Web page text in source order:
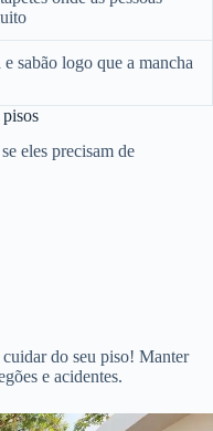
e sabão logo que a mancha
eles precisam de
cuidar do seu piso! Manter
e acidentes.